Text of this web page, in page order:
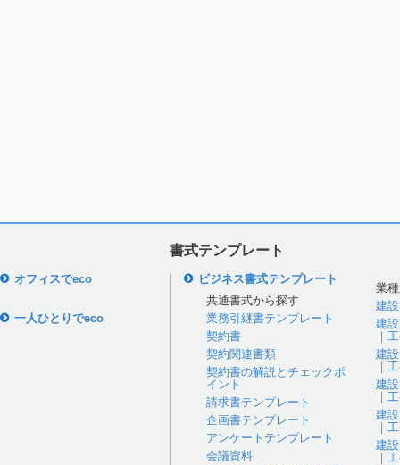
書式テンプレート
オフィスでeco
一人ひとりでeco
ビジネス書式テンプレート
共通書式から探す
業務引継書テンプレート
契約書
契約関連書類
契約書の解説とチェックポ
イント
請求書テンプレート
企画書テンプレート
アンケートテンプレート
会議資料
業
建
建
｜
建
｜
建
｜
建
｜
建
｜